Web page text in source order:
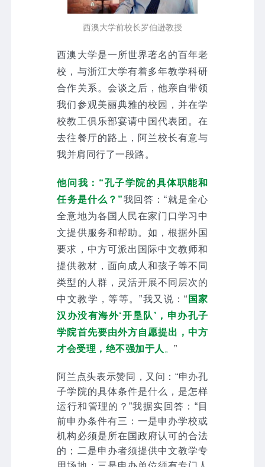
西澳大学前校长罗伯逊教授
西澳大学是一所世界著名的百年老
校，与浙江大学有着多年教学科研
合作关系。会谈之后，他亲自带领
我们参观美丽典雅的校园，并在学
校教工俱乐部宴请中国代表团。在
去往餐厅的路上，阿兰校长有意与
我并肩同行了一段路。
他问我：“孔子学院的具体职能和
任务是什么？”我回答：“就是全心
全意地为各国人民在家门口学习中
文提供服务和帮助。如，根据外国
要求，中方可派出国际中文教师和
提供教材，面向成人和孩子等不同
类型的人群，灵活开展不同层次的
中文教学，等等。”我又说：“ 国家
汉办没有海外‘开垦队’，申办孔子
学院首先要由外方自愿提出，中方
才会受理，绝不强加于人 。”
阿兰点头表示赞同，又问：“申办孔
子学院的具体条件是什么，是怎样
运行和管理的？”我据实回答：“目
前申办条件有三：一是申办学校或
机构必须是所在国政府认可的合法
的；二是申办者须提供中文教学专